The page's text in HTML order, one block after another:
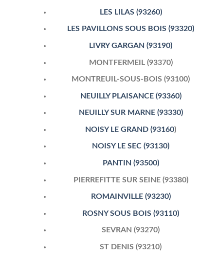
LES LILAS (93260)
LES PAVILLONS SOUS BOIS (93320)
LIVRY GARGAN (93190)
MONTFERMEIL (93370)
MONTREUIL-SOUS-BOIS (93100)
NEUILLY PLAISANCE (93360)
NEUILLY SUR MARNE (93330)
NOISY LE GRAND (93160)
NOISY LE SEC (93130)
PANTIN (93500)
PIERREFITTE SUR SEINE (93380)
ROMAINVILLE (93230)
ROSNY SOUS BOIS (93110)
SEVRAN (93270)
ST DENIS (93210)